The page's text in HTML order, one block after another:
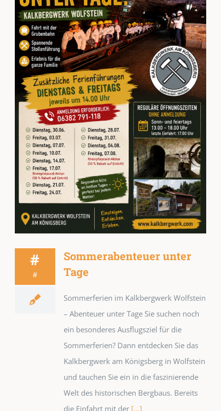
#
#
Sommerabenteuer unter
Tage
Sommerferien im Kalkbergwerk Wolfstein
– Abenteuer unter Tage Sie suchen noch
ein besonderes Ausflugsziel für die
Sommerferien? Dann entdecken Sie das
Kalkbergwerk am Königsberg in Wolfstein
und tauchen Sie ein in die faszinierende
Welt des historischen Bergbaus. Bereits
die Einfahrt mit der[...]